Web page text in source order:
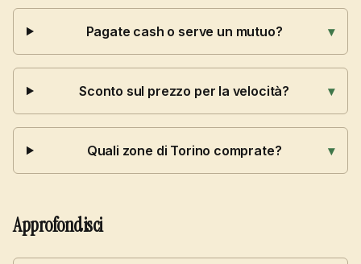
Pagate cash o serve un mutuo? ▾
Sconto sul prezzo per la velocità? ▾
Quali zone di Torino comprate? ▾
Approfondisci